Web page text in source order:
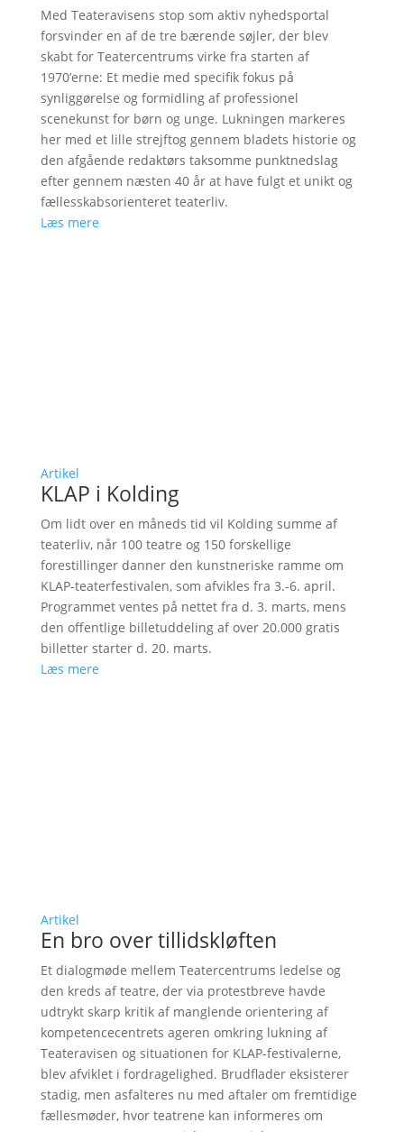
Med Teateravisens stop som aktiv nyhedsportal
forsvinder en af de tre bærende søjler, der blev
skabt for Teatercentrums virke fra starten af
1970’erne: Et medie med specifik fokus på
synliggørelse og formidling af professionel
scenekunst for børn og unge. Lukningen markeres
her med et lille strejftog gennem bladets historie og
den afgående redaktørs taksomme punktnedslag
efter gennem næsten 40 år at have fulgt et unikt og
fællesskabsorienteret teaterliv.
Læs mere
Artikel
KLAP i Kolding
Om lidt over en måneds tid vil Kolding summe af
teaterliv, når 100 teatre og 150 forskellige
forestillinger danner den kunstneriske ramme om
KLAP-teaterfestivalen, som afvikles fra 3.-6. april.
Programmet ventes på nettet fra d. 3. marts, mens
den offentlige billetuddeling af over 20.000 gratis
billetter starter d. 20. marts.
Læs mere
Artikel
En bro over tillidskløften
Et dialogmøde mellem Teatercentrums ledelse og
den kreds af teatre, der via protestbreve havde
udtrykt skarp kritik af manglende orientering af
kompetencecentrets ageren omkring lukning af
Teateravisen og situationen for KLAP-festivalerne,
blev afviklet i fordragelighed. Brudflader eksisterer
stadig, men asfalteres nu med aftaler om fremtidige
fællesmøder, hvor teatrene kan informeres om